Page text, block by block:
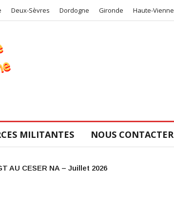
Deux-Sèvres Dordogne Gironde Haute-Vienne
MILITANTES NOUS CONTACTER
mobilisation!